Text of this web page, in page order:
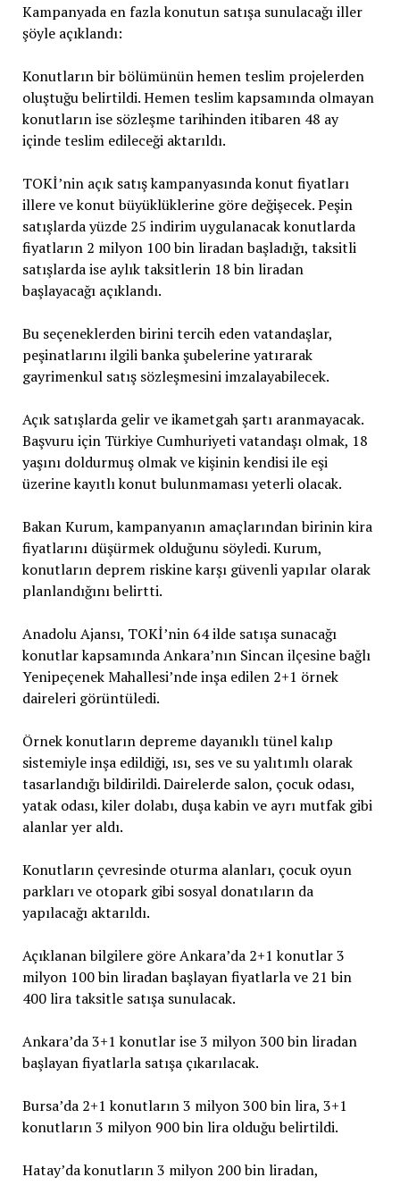
Kampanyada en fazla konutun satışa sunulacağı iller
şöyle açıklandı:
Konutların bir bölümünün hemen teslim projelerden
oluştuğu belirtildi. Hemen teslim kapsamında olmayan
konutların ise sözleşme tarihinden itibaren 48 ay
içinde teslim edileceği aktarıldı.
TOKİ’nin açık satış kampanyasında konut fiyatları
illere ve konut büyüklüklerine göre değişecek. Peşin
satışlarda yüzde 25 indirim uygulanacak konutlarda
fiyatların 2 milyon 100 bin liradan başladığı, taksitli
satışlarda ise aylık taksitlerin 18 bin liradan
başlayacağı açıklandı.
Bu seçeneklerden birini tercih eden vatandaşlar,
peşinatlarını ilgili banka şubelerine yatırarak
gayrimenkul satış sözleşmesini imzalayabilecek.
Açık satışlarda gelir ve ikametgah şartı aranmayacak.
Başvuru için Türkiye Cumhuriyeti vatandaşı olmak, 18
yaşını doldurmuş olmak ve kişinin kendisi ile eşi
üzerine kayıtlı konut bulunmaması yeterli olacak.
Bakan Kurum, kampanyanın amaçlarından birinin kira
fiyatlarını düşürmek olduğunu söyledi. Kurum,
konutların deprem riskine karşı güvenli yapılar olarak
planlandığını belirtti.
Anadolu Ajansı, TOKİ’nin 64 ilde satışa sunacağı
konutlar kapsamında Ankara’nın Sincan ilçesine bağlı
Yenipeçenek Mahallesi’nde inşa edilen 2+1 örnek
daireleri görüntüledi.
Örnek konutların depreme dayanıklı tünel kalıp
sistemiyle inşa edildiği, ısı, ses ve su yalıtımlı olarak
tasarlandığı bildirildi. Dairelerde salon, çocuk odası,
yatak odası, kiler dolabı, duşa kabin ve ayrı mutfak gibi
alanlar yer aldı.
Konutların çevresinde oturma alanları, çocuk oyun
parkları ve otopark gibi sosyal donatıların da
yapılacağı aktarıldı.
Açıklanan bilgilere göre Ankara’da 2+1 konutlar 3
milyon 100 bin liradan başlayan fiyatlarla ve 21 bin
400 lira taksitle satışa sunulacak.
Ankara’da 3+1 konutlar ise 3 milyon 300 bin liradan
başlayan fiyatlarla satışa çıkarılacak.
Bursa’da 2+1 konutların 3 milyon 300 bin lira, 3+1
konutların 3 milyon 900 bin lira olduğu belirtildi.
Hatay’da konutların 3 milyon 200 bin liradan,